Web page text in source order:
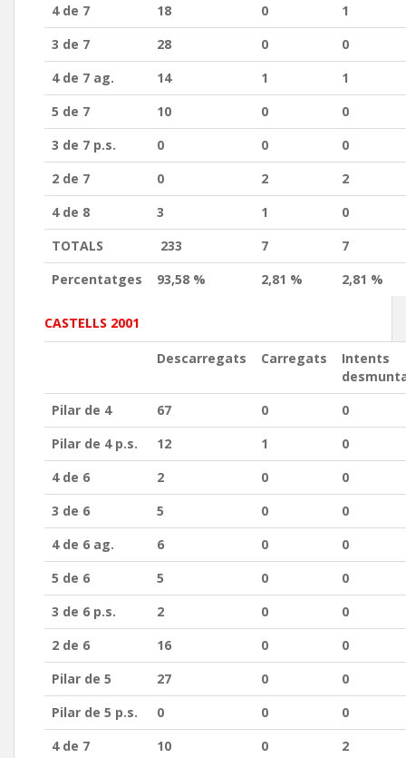
4 de 7
18 0
1
3 de 7
28 0
0
4 de 7 ag.
14 1
1
5 de 7
10 0
0
3 de 7 p.s.
0 0
0
2 de 7
0 2
2
4 de 8
3 1
0
TOTALS
233 7
7
Percentatges
93,58 % 2,81 % 2,81 %
CASTELLS 2001
Descarregats Carregats
Intents
Pilar de 4
67 0
0
Pilar de 4 p.s.
12 1
0
4 de 6
2 0
0
3 de 6
5 0
0
4 de 6 ag.
6 0
0
5 de 6
5 0
0
3 de 6 p.s.
2 0
0
2 de 6
16 0
0
Pilar de 5
27 0
0
Pilar de 5 p.s.
0 0
0
4 de 7
10 0
2